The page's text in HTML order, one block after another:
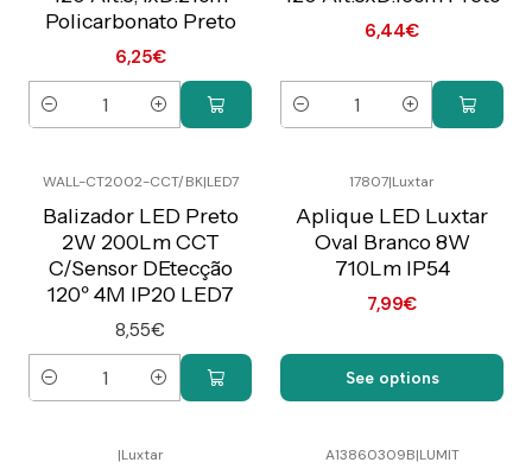
Policarbonato Preto
6,25€
Quantity
6,44€
Quantity
WALL-CT2002-CCT/BK|LED7
Balizador LED Preto
2W 200Lm CCT
C/Sensor DEtecção
120º 4M IP20 LED7
8,55€
Quantity
C/IVA
17807|Luxtar
Aplique LED Luxtar
Oval Branco 8W
710Lm IP54
7,99€
See options
|Luxtar A13860309B|LUMIT